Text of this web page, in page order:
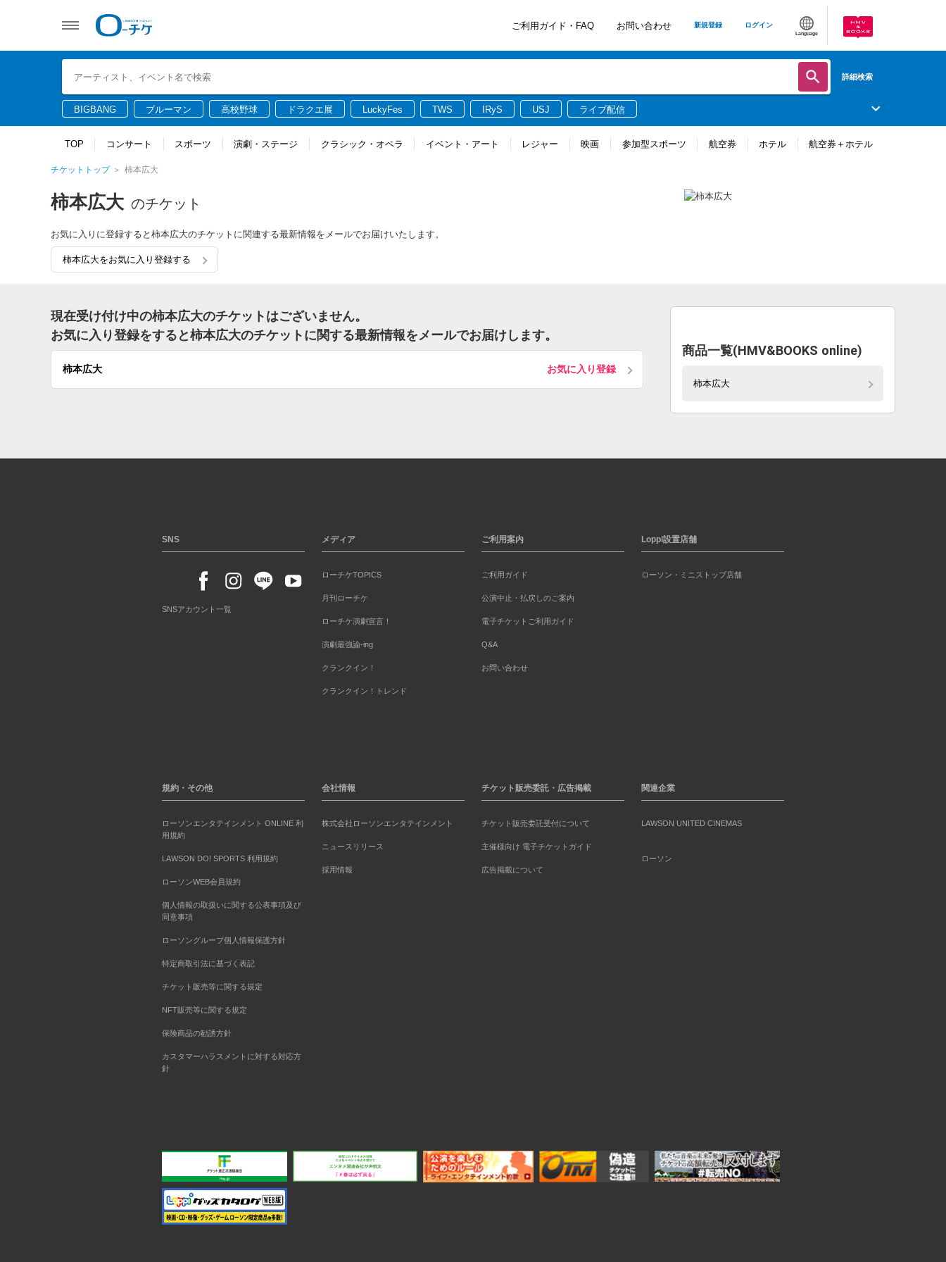
ご利用ガイド・FAQ お問い合わせ 新規登録 ログイン
Language
詳細検索
BIGBANG ブルーマン 高校野球 ドラクエ展 LuckyFes TWS IRyS USJ ライブ配信
TOP コンサート スポーツ 演劇・ステージ クラシック・オペラ イベント・アート レジャー 映画 参加型スポーツ 航空券 ホテル 航空券＋ホテル
チケットトップ 柿本広大
柿本広大 のチケット
お気に入りに登録すると柿本広大のチケットに関連する最新情報をメールでお届けいたします。
柿本広大をお気に入り登録する
現在受け付け中の柿本広大のチケットはございません。
お気に入り登録をすると柿本広大のチケットに関する最新情報をメールでお届けします。
柿本広大 お気に入り登録
商品一覧(HMV&BOOKS online)
柿本広大
SNS
SNSアカウント一覧
メディア
ローチケTOPICS
月刊ローチケ
ローチケ演劇宣言！
演劇最強論-ing
クランクイン！
クランクイン！トレンド
ご利用案内
ご利用ガイド
公演中止・払戻しのご案内
電子チケットご利用ガイド
Q&A
お問い合わせ
Loppi設置店舗
ローソン・ミニストップ店舗
規約・その他
ローソンエンタテインメント ONLINE 利
用規約
LAWSON DO! SPORTS 利用規約
ローソンWEB会員規約
個人情報の取扱いに関する公表事項及び
同意事項
ローソングループ個人情報保護方針
特定商取引法に基づく表記
チケット販売等に関する規定
NFT販売等に関する規定
保険商品の勧誘方針
カスタマーハラスメントに対する対応方
針
会社情報
株式会社ローソンエンタテインメント
ニュースリリース
採用情報
チケット販売委託・広告掲載
チケット販売委託受付について
主催様向け 電子チケットガイド
広告掲載について
関連企業
LAWSON UNITED CINEMAS
ローソン